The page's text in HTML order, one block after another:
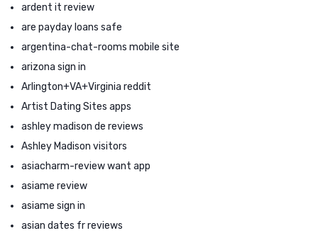
ardent it review
are payday loans safe
argentina-chat-rooms mobile site
arizona sign in
Arlington+VA+Virginia reddit
Artist Dating Sites apps
ashley madison de reviews
Ashley Madison visitors
asiacharm-review want app
asiame review
asiame sign in
asian dates fr reviews